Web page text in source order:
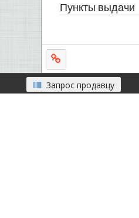
Пункты выдачи
Запрос продавцу